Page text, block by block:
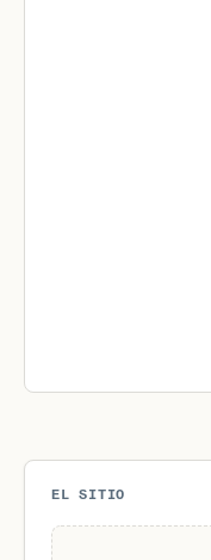
EL SITIO